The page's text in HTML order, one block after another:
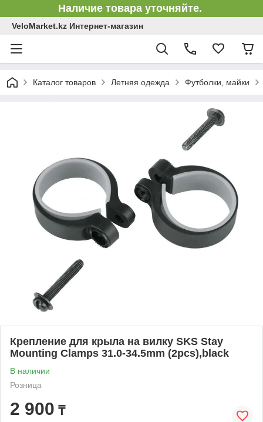
Наличие товара уточняйте.
VeloMarket.kz Интернет-магазин
Каталог товаров Летняя одежда Футболки, майки
Крепление для крыла на вилку SKS Stay
Mounting Clamps 31.0-34.5mm (2pcs),black
В наличии
Розница
2 900 ₸